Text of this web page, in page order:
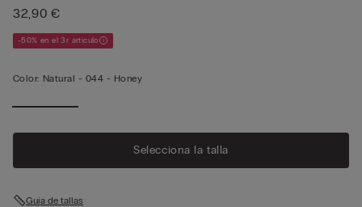
32,90 €
-50% en el 3r artículo
Color: Natural - 044 - Honey
Selecciona la talla
Guía de tallas